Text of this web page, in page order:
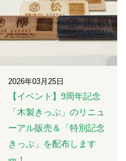
2026年03月25日
【イベント】9周年記念
「木製きっぷ」のリニュ
ーアル販売＆「特別記念
きっぷ」を配布します